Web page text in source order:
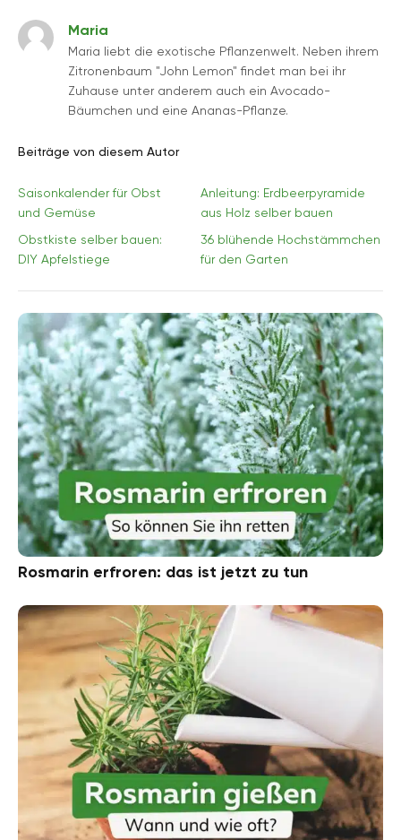
Maria
Maria liebt die exotische Pflanzenwelt. Neben ihrem
Zitronenbaum "John Lemon" findet man bei ihr
Zuhause unter anderem auch ein Avocado-
Bäumchen und eine Ananas-Pflanze.
Beiträge von diesem Autor
Saisonkalender für Obst
und Gemüse
Anleitung: Erdbeerpyramide
aus Holz selber bauen
Obstkiste selber bauen:
DIY Apfelstiege
36 blühende Hochstämmchen
für den Garten
Rosmarin erfroren: das ist jetzt zu tun